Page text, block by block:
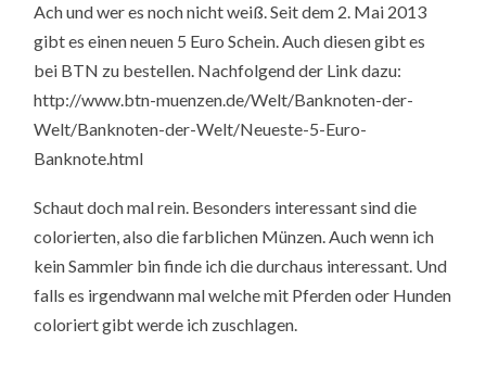
Ach und wer es noch nicht weiß. Seit dem 2. Mai 2013
gibt es einen neuen 5 Euro Schein. Auch diesen gibt es
bei BTN zu bestellen. Nachfolgend der Link dazu:
http://www.btn-muenzen.de/Welt/Banknoten-der-
Welt/Banknoten-der-Welt/Neueste-5-Euro-
Banknote.html
Schaut doch mal rein. Besonders interessant sind die
colorierten, also die farblichen Münzen. Auch wenn ich
kein Sammler bin finde ich die durchaus interessant. Und
falls es irgendwann mal welche mit Pferden oder Hunden
coloriert gibt werde ich zuschlagen.